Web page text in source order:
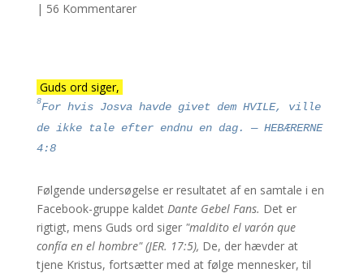
| 56 Kommentarer
Guds ord siger,
8For hvis Josva havde givet dem HVILE, ville
de ikke tale efter endnu en dag. — HEBÆRERNE
4:8
Følgende undersøgelse er resultatet af en samtale i en
Facebook-gruppe kaldet Dante Gebel Fans. Det er
rigtigt, mens Guds ord siger"maldito el varón que
confía en el hombre" (JER. 17:5), De, der hævder at
tjene Kristus, fortsætter med at følge mennesker, til